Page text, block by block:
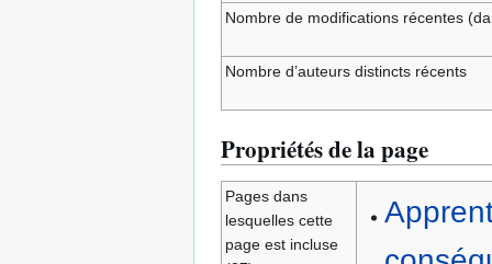
Nombre de modifications récentes
Nombre d’auteurs distincts récents
Propriétés de la page
Pages dans
lesquelles cette
page est incluse